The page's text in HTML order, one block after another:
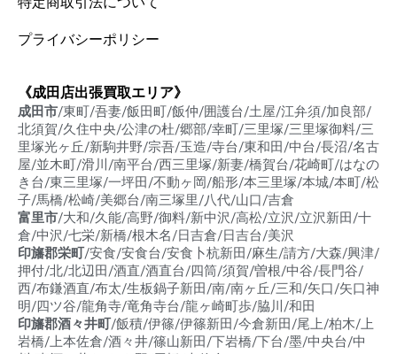
プライバシーポリシー
《成田店出張買取エリア》
成田市/東町/吾妻/飯田町/飯仲/囲護台/土屋/江弁須/加良部/
北須賀/久住中央/公津の杜/郷部/幸町/三里塚/三里塚御料/三
里塚光ヶ丘/新駒井野/宗吾/玉造/寺台/東和田/中台/長沼/名古
屋/並木町/滑川/南平台/西三里塚/新妻/橋賀台/花崎町/はなの
き台/東三里塚/一坪田/不動ヶ岡/船形/本三里塚/本城/本町/松
子/馬橋/松崎/美郷台/南三塚里/八代/山口/吉倉
富里市/大和/久能/高野/御料/新中沢/高松/立沢/立沢新田/十
倉/中沢/七栄/新橋/根木名/日吉倉/日吉台/美沢
印旛郡栄町/安食/安食台/安食卜杭新田/麻生/請方/大森/興津/
押付/北/北辺田/酒直/酒直台/四筒/須賀/曽根/中谷/長門谷/
西/布鎌酒直/布太/生板鍋子新田/南/南ヶ丘/三和/矢口/矢口神
明/四ツ谷/龍角寺/竜角寺台/龍ヶ崎町歩/脇川/和田
印旛郡酒々井町/飯積/伊篠/伊篠新田/今倉新田/尾上/柏木/上
岩橋/上本佐倉/酒々井/篠山新田/下岩橋/下台/墨/中央台/中